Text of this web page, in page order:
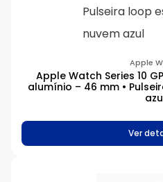
Apple
Apple Watch Series 10
alumínio – 46 mm •
Ver